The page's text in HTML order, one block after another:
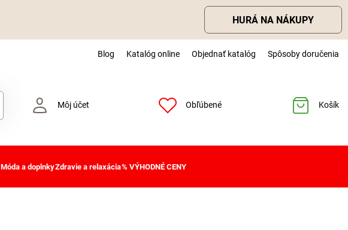
HURÁ NA NÁKUPY
Blog Katalóg online Objednať katalóg Spôsoby doručenia
Môj účet Obľúbené Košík
Móda a doplnkyZdravie a relaxácia% VÝHODNÉ CENY